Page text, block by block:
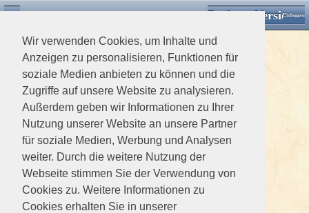
Wir verwenden Cookies, um Inhalte und
Anzeigen zu personalisieren, Funktionen für
soziale Medien anbieten zu können und die
Zugriffe auf unsere Website zu analysieren.
Außerdem geben wir Informationen zu Ihrer
Nutzung unserer Website an unsere Partner
für soziale Medien, Werbung und Analysen
weiter. Durch die weitere Nutzung der
Webseite stimmen Sie der Verwendung von
Cookies zu. Weitere Informationen zu
Cookies erhalten Sie in unserer
Desktop VersionEinloggen